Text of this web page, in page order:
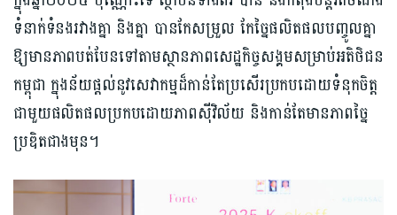
ទំនាក់ទំនងរវាងគ្នា និងគ្នា បានកែសម្រួល កែច្នៃផលិតផលបញ្ចូលគ្នា
ឱ្យមានភាពបត់បែនទៅតាមស្ថានភាពសេដ្ឋកិច្ចសង្គមសម្រាប់អតិថិជន
កម្ពុជា ក្នុងន័យផ្តល់នូវសេវាកម្មដ៏កាន់តែប្រសើរប្រកបដោយទំនុកចិត្ត
ជាមួយផលិតផលប្រកបដោយភាពស៊ីវិល័យ និងកាន់តែមានភាពច្នៃ
ប្រឌិតជាងមុន។​